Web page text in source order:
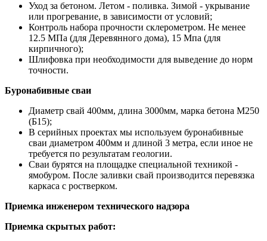
Уход за бетоном. Летом - поливка. Зимой - укрывание
или прогревание, в зависимости от условий;
Контроль набора прочности склерометром. Не менее
12.5 МПа (для Деревянного дома), 15 Мпа (для
кирпичного);
Шлифовка при необходимости для выведение до норм
точности.
Буронабивные сваи
Диаметр свай 400мм, длина 3000мм, марка бетона М250
(Б15);
В серийных проектах мы используем буронабивные
сваи диаметром 400мм и длиной 3 метра, если иное не
требуется по результатам геологии.
Сваи бурятся на площадке специальной техникой -
ямобуром. После заливки свай производится перевязка
каркаса с ростверком.
Приемка инженером технического надзора
Приемка скрытых работ: